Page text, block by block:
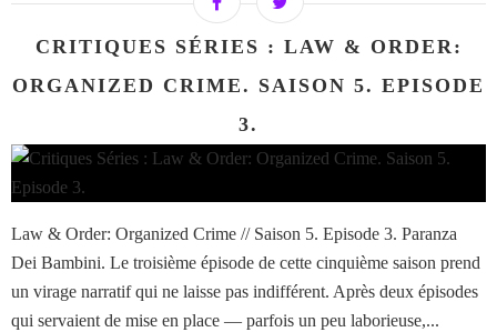
CRITIQUES SÉRIES : LAW & ORDER:
ORGANIZED CRIME. SAISON 5. EPISODE
3.
Law & Order: Organized Crime // Saison 5. Episode 3. Paranza
Dei Bambini. Le troisième épisode de cette cinquième saison prend
un virage narratif qui ne laisse pas indifférent. Après deux épisodes
qui servaient de mise en place — parfois un peu laborieuse,...